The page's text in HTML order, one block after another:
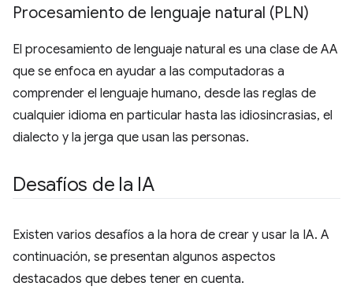
Procesamiento de lenguaje natural (PLN)
El procesamiento de lenguaje natural es una clase de AA
que se enfoca en ayudar a las computadoras a
comprender el lenguaje humano, desde las reglas de
cualquier idioma en particular hasta las idiosincrasias, el
dialecto y la jerga que usan las personas.
Desafíos de la IA
Existen varios desafíos a la hora de crear y usar la IA. A
continuación, se presentan algunos aspectos
destacados que debes tener en cuenta.